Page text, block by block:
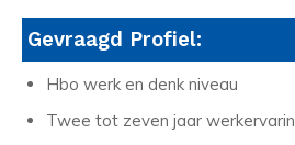
Gevraagd Profiel:
Hbo werk en denk niveau
Twee tot zeven jaar